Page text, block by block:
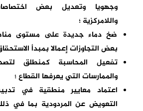
وجهويا وتعديل بعض
واللامركزية ؛
ضخ دماء جديدة على مستوى
بعض التجاوزات إعمالا بمبدأ
تفعيل المحاسبة كمنطلق
والممارسات التي يعرفها القطاع ؛
اعتماد معايير منطقية في
التعويض عن المردودية بما في